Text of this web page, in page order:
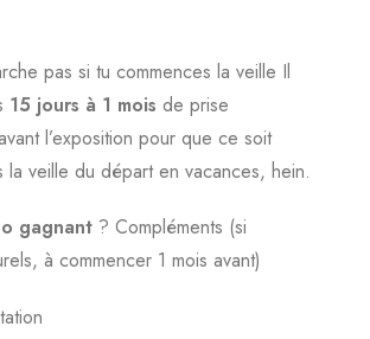
pas si tu commences la veille Il
15 jours à 1 mois de prise
l’exposition pour que ce soit
la veille du départ en vacances, hein.
gagnant ? Compléments (si
à commencer 1 mois avant)